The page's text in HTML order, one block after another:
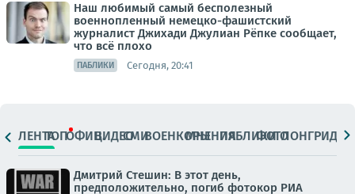
Наш любимый самый бесполезный
военнопленный немецко-фашистский
журналист Джихади Джулиан Рёпке сообщает,
что всё плохо
ПАБЛИКИ Сегодня, 20:41
ЛЕНТАТОПОФИЦ.ВИДЕОСМИВОЕНКОРЫМНЕНИЯПАБЛИКИ
ФОТОЛОНГРИДЫ
Дмитрий Стешин: В этот день,
предположительно, погиб фотокор РИА